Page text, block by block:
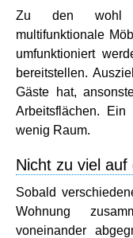
Zu den wohl
multifunktionale
umfunktioniert
bereitstellen.
Gäste hat,
Arbeitsflächen.
wenig Raum.
Nicht zu viel auf
Sobald
Wohnung
voneinander